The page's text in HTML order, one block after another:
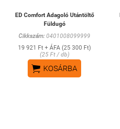
ED Comfort Adagoló Utántöltő
Füldugó
Cikkszám: 0401008099999
19 921 Ft + ÁFA (25 300 Ft)
(25 Ft / db)
 KOSÁRBA